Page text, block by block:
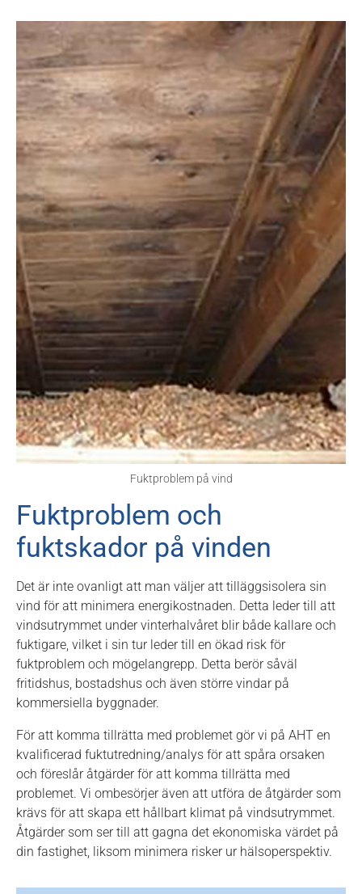
Fuktproblem på vind
Fuktproblem och
fuktskador på vinden
Det är inte ovanligt att man väljer att tilläggsisolera sin
vind för att minimera energikostnaden. Detta leder till att
vindsutrymmet under vinterhalvåret blir både kallare och
fuktigare, vilket i sin tur leder till en ökad risk för
fuktproblem och mögelangrepp. Detta berör såväl
fritidshus, bostadshus och även större vindar på
kommersiella byggnader.
För att komma tillrätta med problemet gör vi på AHT en
kvalificerad fuktutredning/analys för att spåra orsaken
och föreslår åtgärder för att komma tillrätta med
problemet. Vi ombesörjer även att utföra de åtgärder som
krävs för att skapa ett hållbart klimat på vindsutrymmet.
Åtgärder som ser till att gagna det ekonomiska värdet på
din fastighet, liksom minimera risker ur hälsoperspektiv.